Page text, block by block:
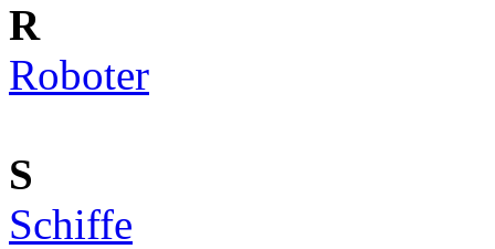
R
Roboter
S
Schiffe